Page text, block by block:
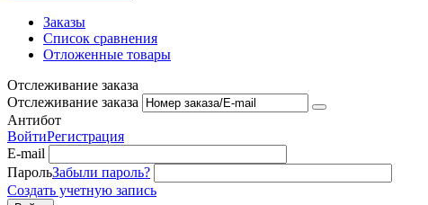
Заказы
Список сравнения
Отложенные товары
Отслеживание заказа
Отслеживание заказа
Антибот
ВойтиРегистрация
E-mail
ПарольЗабыли пароль?
Создать учетную запись